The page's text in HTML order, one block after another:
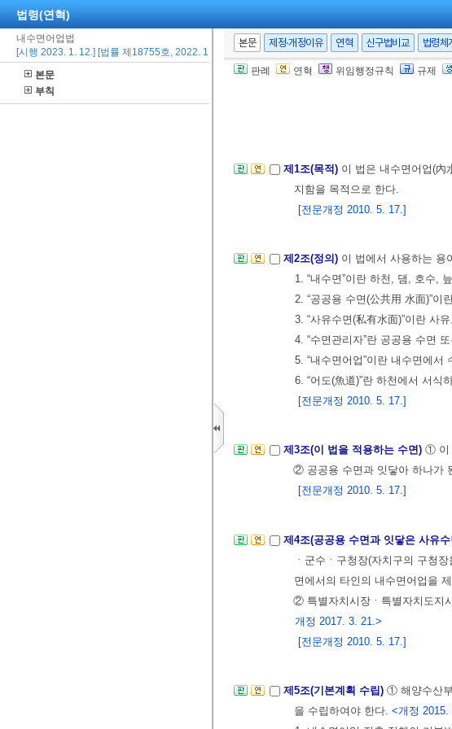
법령(연혁)
내수면어업법
[시행 2023. 1. 12.] [법률 제18755호, 2022. 1. 11., 타법개정]
본문
부칙
본문 제정·개정이유 연혁 신구법비교 법령체
판례 연혁 위임행정규칙 규제
제1조(목적) 이 법은 내수면어업(內
지함을 목적으로 한다.
[전문개정 2010. 5. 17.]
제2조(정의) 이 법에서 사용하는 용
1. “내수면”이란 하천, 댐, 호수,
2. “공공용 수면(公共用 水面)”
3. “사유수면(私有水面)”이란 사
4. “수면관리자”란 공공용 수면
5. “내수면어업”이란 내수면에
6. “어도(魚道)”란 하천에서 서
[전문개정 2010. 5. 17.]
제3조(이 법을 적용하는 수면) ① 이
② 공공용 수면과 잇닿아 하나가
[전문개정 2010. 5. 17.]
제4조(공공용 수면과 잇닿은 사유
ㆍ군수ㆍ구청장(자치구의 구청
면에서의 타인의 내수면어업을
② 특별자치시장ㆍ특별자치도지
개정 2017. 3. 21.>
[전문개정 2010. 5. 17.]
제5조(기본계획 수립) ① 해양수산
을 수립하여야 한다. <개정 2015.